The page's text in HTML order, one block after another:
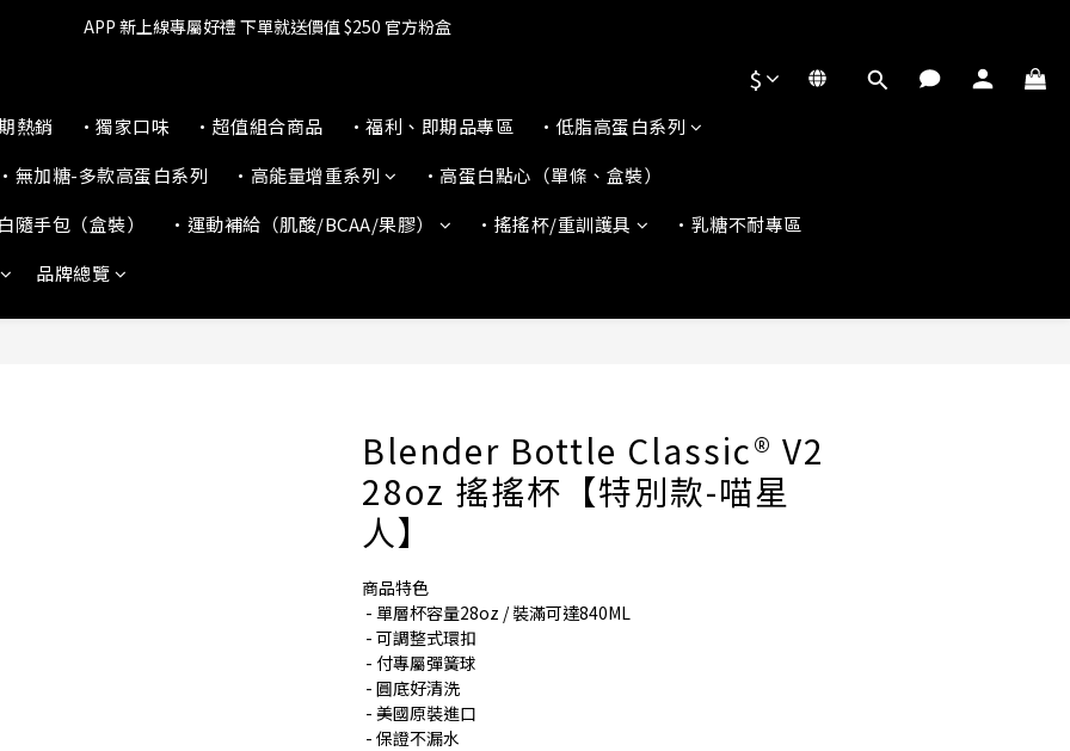
🔥滿$599【超商取貨免運】下單再送2%購物金+點數‼️
APP 新上線專屬好禮 下單就送價值 $250 官方粉盒
🔥滿$599【超商取貨免運】下單再送2%購物金+點數‼️
$
熱銷 •獨家口味 •超值組合商品 •福利、即期品專區
•低脂高蛋白系列
無加糖-多款高蛋白系列
•高能量增重系列
•高蛋白點心（單條、盒裝）
隨手包（盒裝）
•運動補給（肌酸/BCAA/果膠） •搖搖杯/重訓護具
•乳糖不耐專區
品牌總覽
Blender Bottle Classic® V2
28oz 搖搖杯【特別款-喵星
人】
商品特色
- 單層杯容量28oz / 裝滿可達840ML
- 可調整式環扣
- 付專屬彈簧球
- 圓底好清洗
- 美國原裝進口
- 保證不漏水